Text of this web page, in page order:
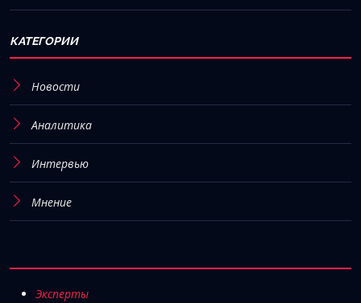
КАТЕГОРИИ
Новости
Аналитика
Интервью
Мнение
Эксперты